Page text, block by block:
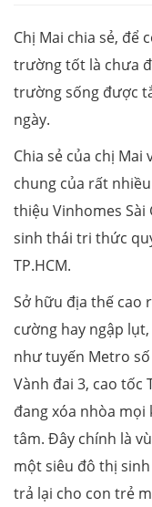
Chị Mai chia sẻ, để
trường tốt là chưa
trường sống được
ngày.
Chia sẻ của chị
chung của rất
thiệu Vinhomes Sài
sinh thái tri thức
TP.HCM.
Sở hữu địa thế cao
cường hay ngập
như tuyến Metro số
Vành đai 3, cao tốc
đang xóa nhòa mọi
tâm. Đây chính là
một siêu đô thị
trả lại cho con trẻ